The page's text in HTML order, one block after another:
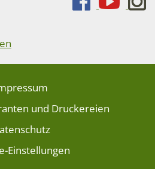
und Druckereien
Einstellungen